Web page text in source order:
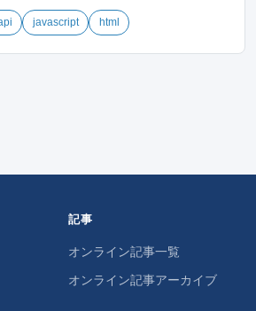
javascript html
記事
オンライン記事一覧
オンライン記事アーカイブ